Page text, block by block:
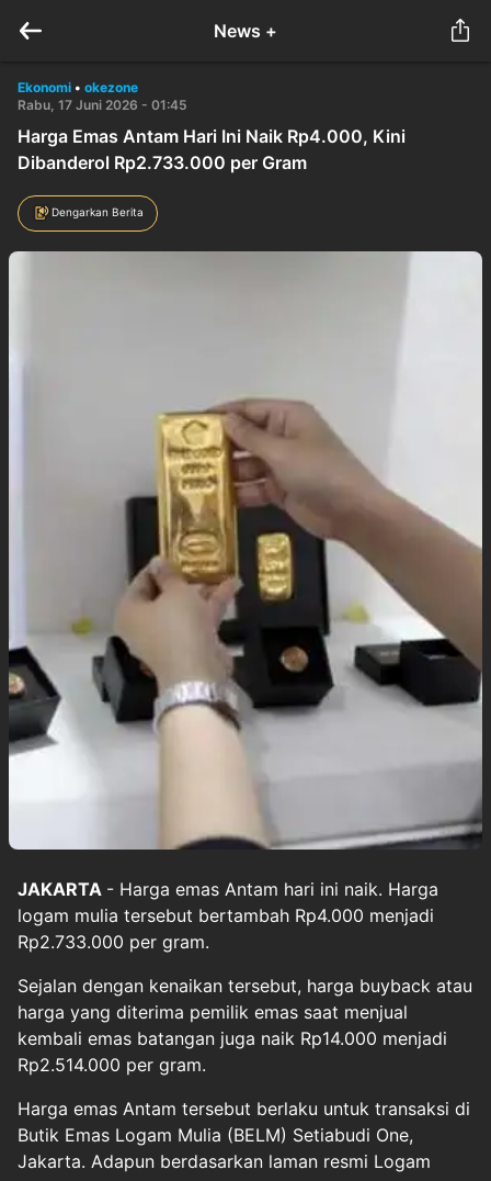
News +
Ekonomi • okezone
Rabu, 17 Juni 2026 - 01:45
Harga Emas Antam Hari Ini Naik Rp4.000, Kini
Dibanderol Rp2.733.000 per Gram
Dengarkan Berita
JAKARTA - Harga emas Antam hari ini naik. Harga
logam mulia tersebut bertambah Rp4.000 menjadi
Rp2.733.000 per gram.
Sejalan dengan kenaikan tersebut, harga buyback atau
harga yang diterima pemilik emas saat menjual
kembali emas batangan juga naik Rp14.000 menjadi
Rp2.514.000 per gram.
Harga emas Antam tersebut berlaku untuk transaksi di
Butik Emas Logam Mulia (BELM) Setiabudi One,
Jakarta. Adapun berdasarkan laman resmi Logam